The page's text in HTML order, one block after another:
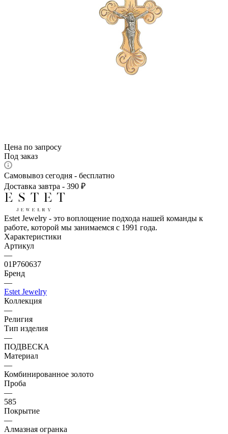
Цена по запросу
Под заказ
Самовывоз сегодня - бесплатно
Доставка завтра - 390 ₽
Estet Jewelry - это воплощение подхода нашей команды к
работе, которой мы занимаемся с 1991 года.
Характеристики
Артикул
—
01Р760637
Бренд
—
Estet Jewelry
Коллекция
—
Религия
Тип изделия
—
ПОДВЕСКА
Материал
—
Комбинированное золото
Проба
—
585
Покрытие
—
Алмазная огранка